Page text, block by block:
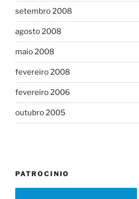
setembro 2008
agosto 2008
maio 2008
fevereiro 2008
fevereiro 2006
outubro 2005
PATROCINIO